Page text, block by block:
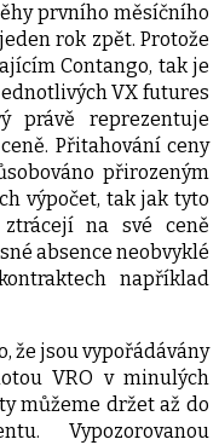
prvního měsíčního
rok zpět. Protože
Contango, tak je
VX futures
právě reprezentuje
Přitahování ceny
přirozeným
výpočet, tak jak tyto
na své ceně
absence neobvyklé
například
že jsou vypořádávány
VRO v minulých
můžeme držet až do
Vypozorovanou